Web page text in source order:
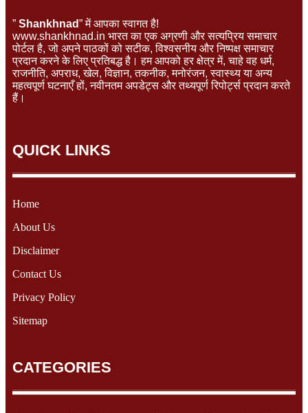
” Shankhnad” में आपका स्वागत है!
www.shankhnad.in भारत का एक अग्रणी और सत्यप्रिय समाचार
पोर्टल है, जो अपने पाठकों को सटीक, विश्वसनीय और निष्पक्ष समाचार
प्रदान करने के लिए प्रतिबद्ध है। हम आपको हर क्षेत्र में, चाहे वह धर्म,
राजनीति, अपराध, खेल, विज्ञान, तकनीक, मनोरंजन, स्वास्थ्य या अन्य
महत्वपूर्ण घटनाएँ हों, नवीनतम अपडेट्स और तथ्यपूर्ण रिपोर्ट्स प्रदान करते
हैं।
QUICK LINKS
Home
About Us
Disclaimer
Contact Us
Privacy Policy
Sitemap
CATEGORIES